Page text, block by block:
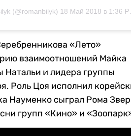
(@romanbilyk) 18 Май 2018 в 1:36 PDT
«Лето»
взаимоотношений Майка
Натальи и лидера группы
Роль Цоя исполнил
Науменко сыграл Рома
групп «Кино» и